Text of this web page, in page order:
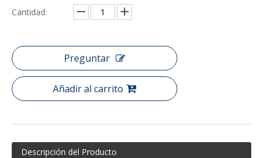
Cantidad:
Preguntar
Añadir al carrito
Descripción del Producto